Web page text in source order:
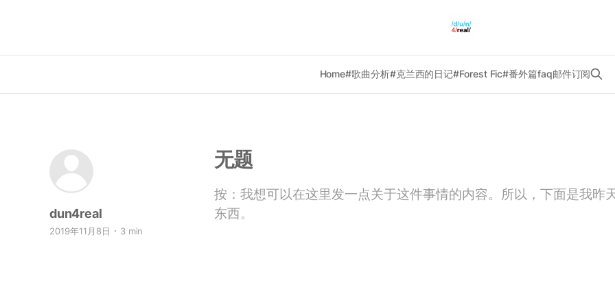
Home#歌曲分析#克兰西的日记#Forest Fic#番外篇faq邮件订阅
无题
dun4real
2019年11月8日 3 min
按：我想可以在这里发一点关于这件事情的内容。所以，下面是我昨
东西。